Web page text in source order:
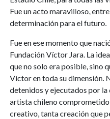
Fue un acto maravilloso,
determinación para el futuro.
Fue en ese momento que
Fundación Víctor Jara. La
que no solo era posible, sino
Víctor en toda su dimensión.
detenidos y ejecutados por
artista chileno
creativo, tanta creación que